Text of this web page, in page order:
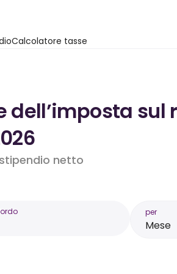
Calcolatore tasse
dell’imposta
netto
per
Mese